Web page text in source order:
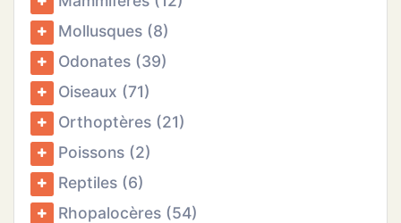
Mollusques (8)
Odonates (39)
Oiseaux (71)
Orthoptères (21)
Poissons (2)
Reptiles (6)
Rhopalocères (54)